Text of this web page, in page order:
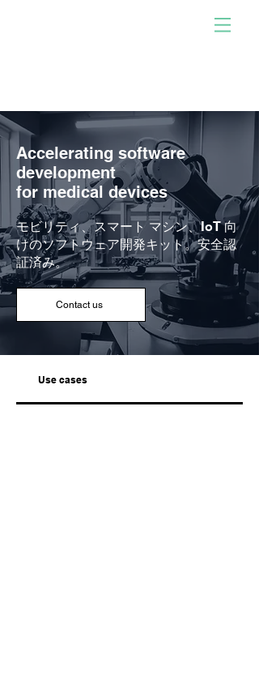
人が開発したソフトウェ
える。
Accelerating software
development
for medical devices
モビリティ、スマート マシン、IoT 向
けのソフトウェア開発キット。安全認
証済み。
Contact us
Use cases